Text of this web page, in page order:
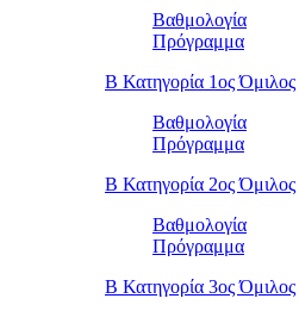
Βαθμολογία
Πρόγραμμα
Β Κατηγορία 1ος Όμιλος
Βαθμολογία
Πρόγραμμα
Β Κατηγορία 2ος Όμιλος
Βαθμολογία
Πρόγραμμα
Β Κατηγορία 3ος Όμιλος